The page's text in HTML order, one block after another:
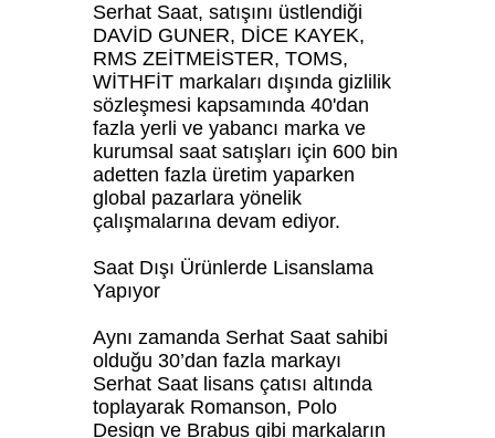
Serhat Saat, satışını üstlendiği
DAVİD GUNER, DİCE KAYEK,
RMS ZEİTMEİSTER, TOMS,
WİTHFİT markaları dışında gizlilik
sözleşmesi kapsamında 40'dan
fazla yerli ve yabancı marka ve
kurumsal saat satışları için 600 bin
adetten fazla üretim yaparken
global pazarlara yönelik
çalışmalarına devam ediyor.
Saat Dışı Ürünlerde Lisanslama
Yapıyor
Aynı zamanda Serhat Saat sahibi
olduğu 30’dan fazla markayı
Serhat Saat lisans çatısı altında
toplayarak Romanson, Polo
Design ve Brabus gibi markaların